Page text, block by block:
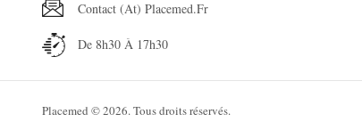
Contact (at) Placemed.fr
De 8h30 À 17h30
Placemed © 2026. Tous droits réservés.